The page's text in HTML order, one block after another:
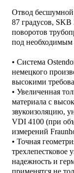
Отвод бесшумной
87 градусов, SKB
поворотов
под необходимым
• Система
немецкого
высокими
• Увеличенная
материала с
звукоизоляцию,
VDI 4100 (при
измерений
• Точная
надежность и
применятся не